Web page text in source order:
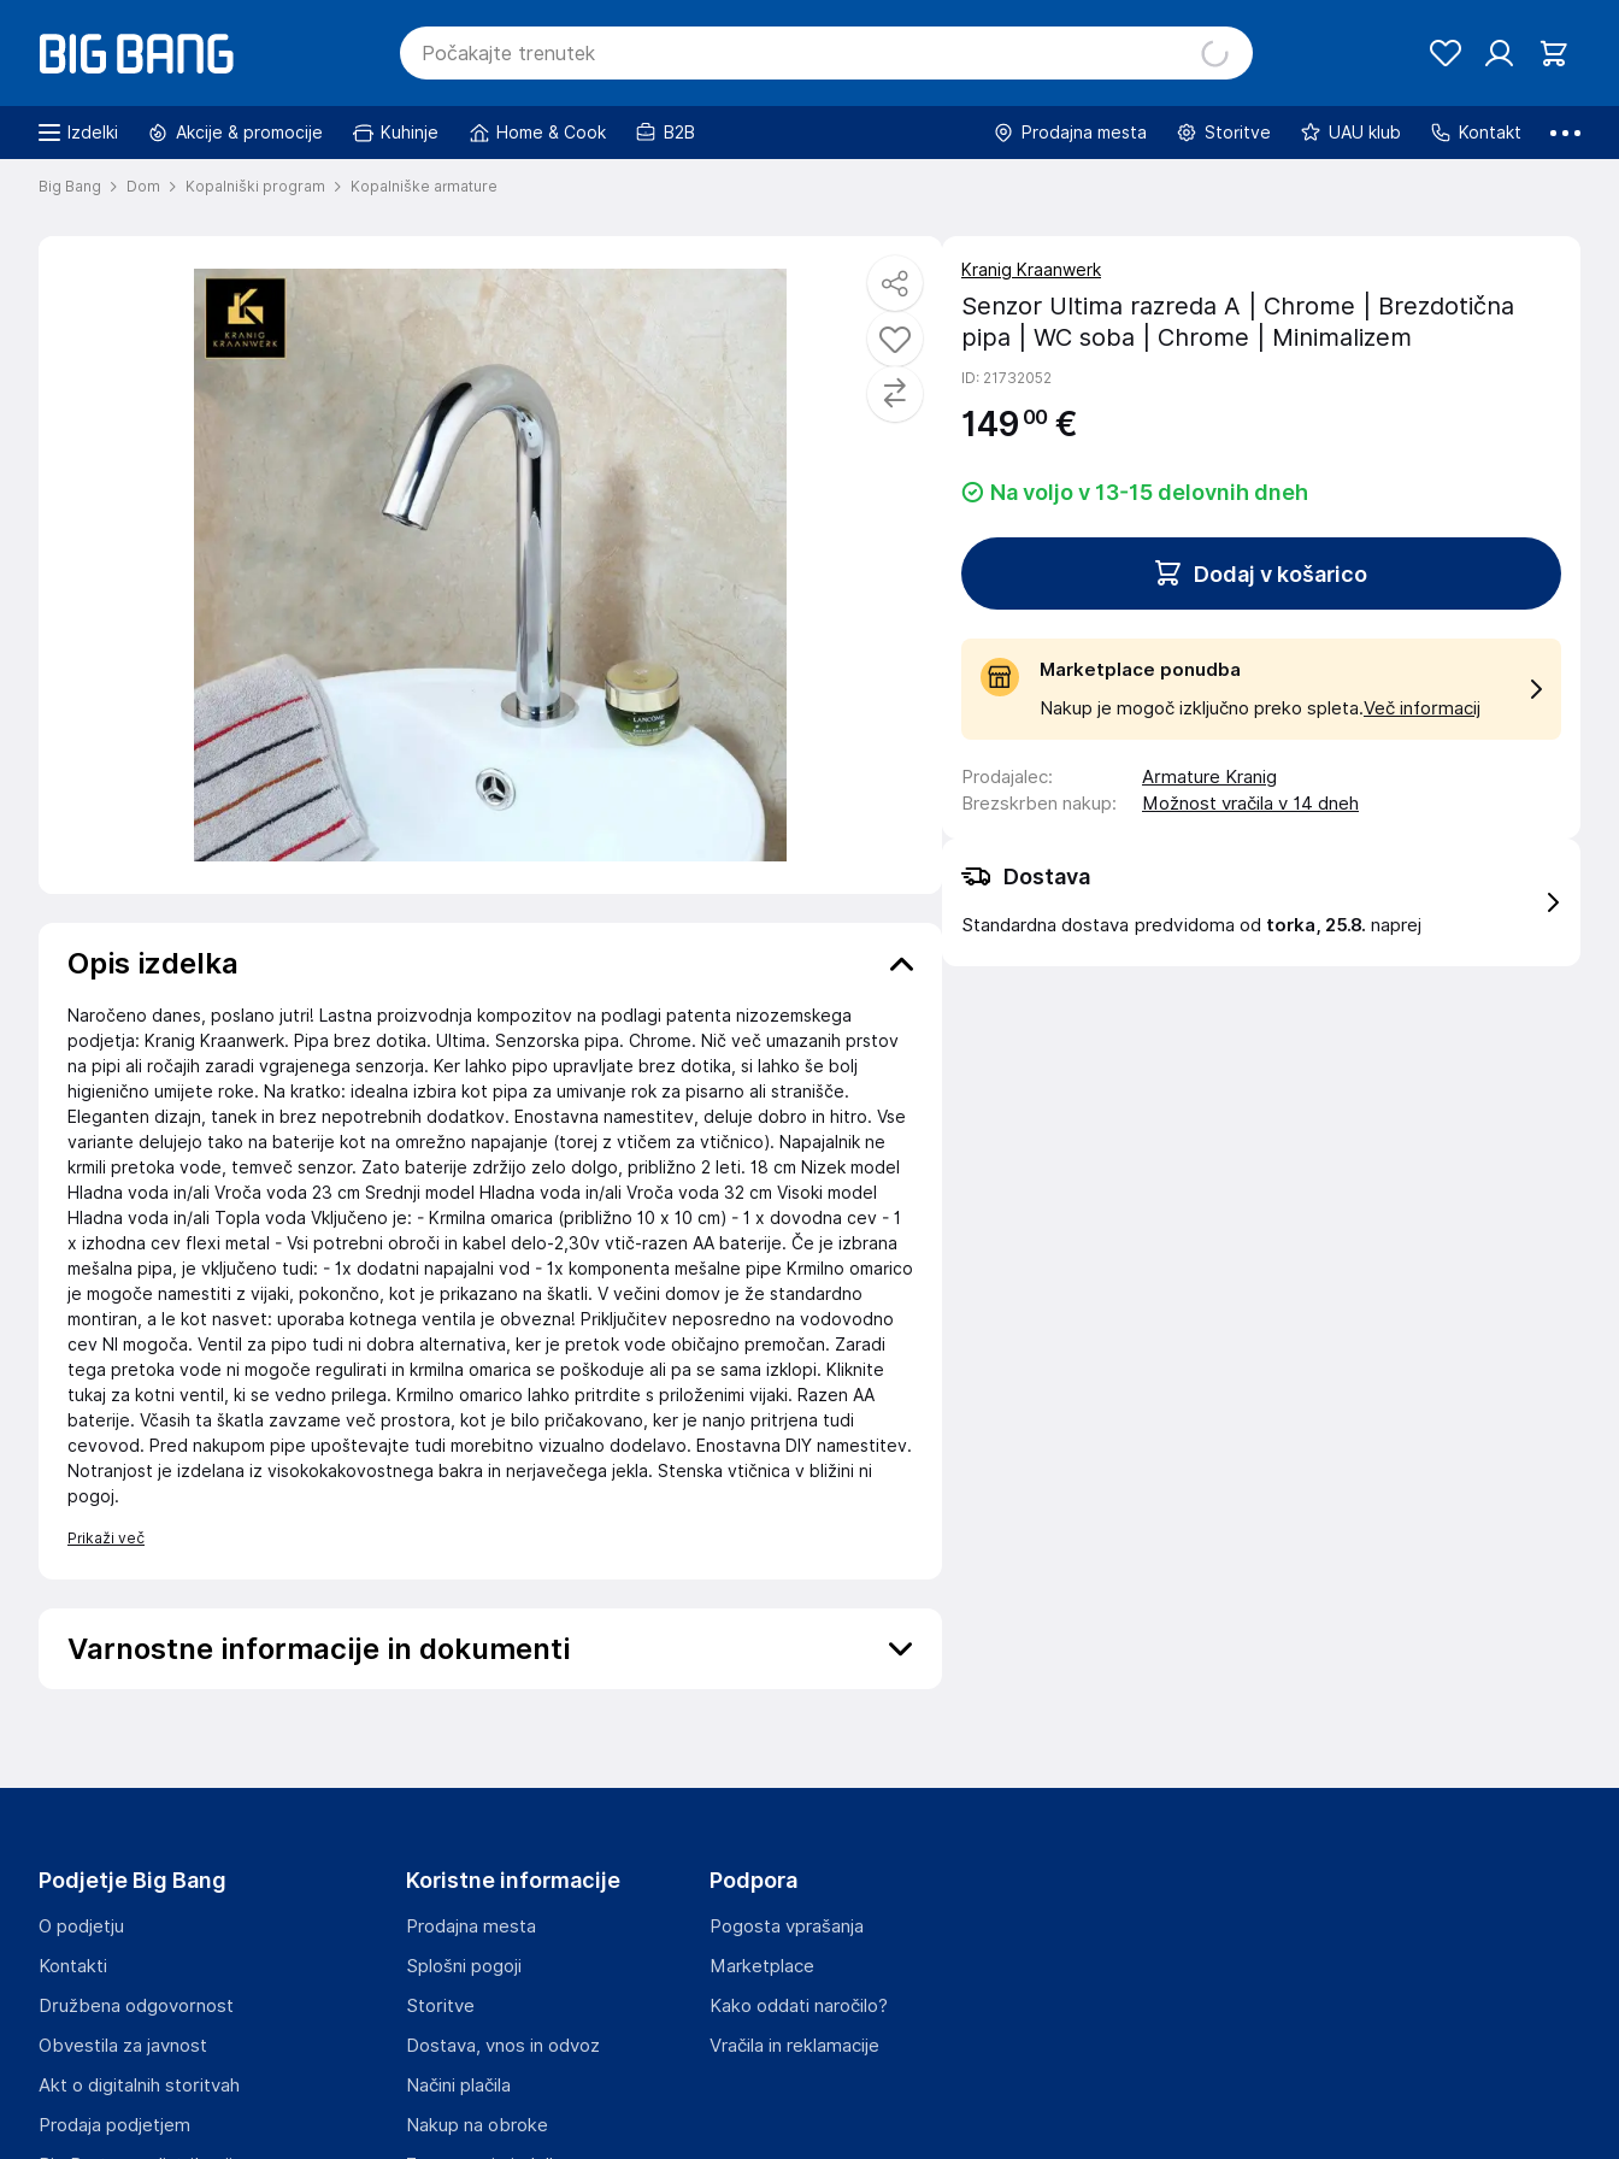
Izdelki Akcije & promocije Kuhinje Home & Cook B2B Prodajna mesta Storitve UAU klub Kontakt
Big Bang Dom Kopalniški program Kopalniške armature
Opis izdelka
Naročeno danes, poslano jutri! Lastna proizvodnja kompozitov na podlagi patenta nizozemskega
podjetja: Kranig Kraanwerk. Pipa brez dotika. Ultima. Senzorska pipa. Chrome. Nič več umazanih prstov
na pipi ali ročajih zaradi vgrajenega senzorja. Ker lahko pipo upravljate brez dotika, si lahko še bolj
higienično umijete roke. Na kratko: idealna izbira kot pipa za umivanje rok za pisarno ali stranišče.
Eleganten dizajn, tanek in brez nepotrebnih dodatkov. Enostavna namestitev, deluje dobro in hitro. Vse
variante delujejo tako na baterije kot na omrežno napajanje (torej z vtičem za vtičnico). Napajalnik ne
krmili pretoka vode, temveč senzor. Zato baterije zdržijo zelo dolgo, približno 2 leti. 18 cm Nizek model
Hladna voda in/ali Vroča voda 23 cm Srednji model Hladna voda in/ali Vroča voda 32 cm Visoki model
Hladna voda in/ali Topla voda Vključeno je: - Krmilna omarica (približno 10 x 10 cm) - 1 x dovodna cev - 1
x izhodna cev flexi metal - Vsi potrebni obroči in kabel delo-2,30v vtič-razen AA baterije. Če je izbrana
mešalna pipa, je vključeno tudi: - 1x dodatni napajalni vod - 1x komponenta mešalne pipe Krmilno omarico
je mogoče namestiti z vijaki, pokončno, kot je prikazano na škatli. V večini domov je že standardno
montiran, a le kot nasvet: uporaba kotnega ventila je obvezna! Priključitev neposredno na vodovodno
cev NI mogoča. Ventil za pipo tudi ni dobra alternativa, ker je pretok vode običajno premočan. Zaradi
tega pretoka vode ni mogoče regulirati in krmilna omarica se poškoduje ali pa se sama izklopi. Kliknite
tukaj za kotni ventil, ki se vedno prilega. Krmilno omarico lahko pritrdite s priloženimi vijaki. Razen AA
baterije. Včasih ta škatla zavzame več prostora, kot je bilo pričakovano, ker je nanjo pritrjena tudi
cevovod. Pred nakupom pipe upoštevajte tudi morebitno vizualno dodelavo. Enostavna DIY namestitev.
Notranjost je izdelana iz visokokakovostnega bakra in nerjavečega jekla. Stenska vtičnica v bližini ni
pogoj.
Prikaži več
Varnostne informacije in dokumenti
Kranig Kraanwerk
Senzor Ultima razreda A | Chrome | Brezdotična
pipa | WC soba | Chrome | Minimalizem
ID: 21732052
149 00 €
Na voljo v 13-15 delovnih dneh
Dodaj v košarico
Marketplace ponudba
Nakup je mogoč izključno preko spleta.Več informacij
Prodajalec:
Armature Kranig
Brezskrben nakup: Možnost vračila v 14 dneh
Dostava
Standardna dostava predvidoma od torka, 25.8. naprej
Podjetje Big Bang
O podjetju
Kontakti
Družbena odgovornost
Obvestila za javnost
Akt o digitalnih storitvah
Prodaja podjetjem
Koristne informacije
Prodajna mesta
Splošni pogoji
Storitve
Dostava, vnos in odvoz
Načini plačila
Nakup na obroke
Podpora
Pogosta vprašanja
Marketplace
Kako oddati naročilo?
Vračila in reklamacije